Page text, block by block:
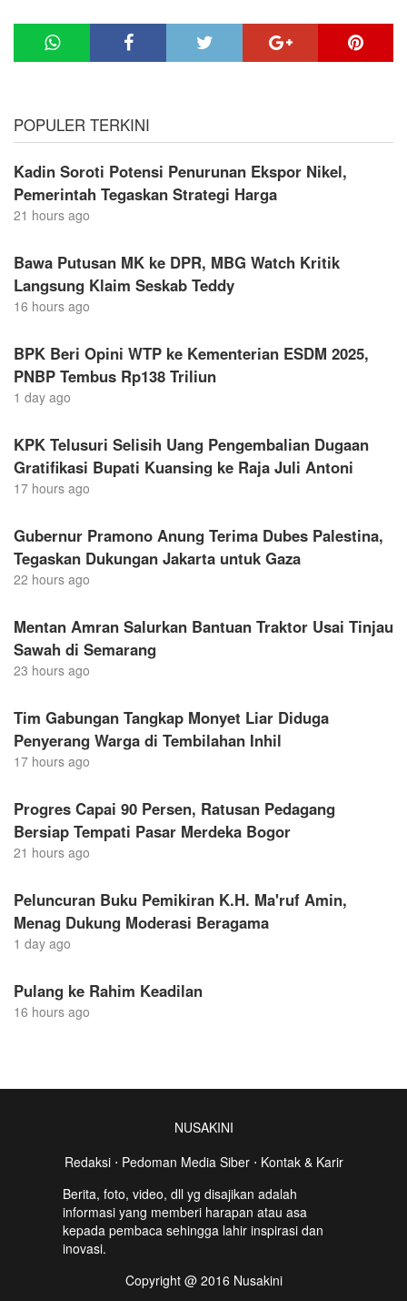
POPULER TERKINI
Kadin Soroti Potensi Penurunan Ekspor Nikel,
Pemerintah Tegaskan Strategi Harga
21 hours ago
Bawa Putusan MK ke DPR, MBG Watch Kritik
Langsung Klaim Seskab Teddy
16 hours ago
BPK Beri Opini WTP ke Kementerian ESDM 2025,
PNBP Tembus Rp138 Triliun
1 day ago
KPK Telusuri Selisih Uang Pengembalian Dugaan
Gratifikasi Bupati Kuansing ke Raja Juli Antoni
17 hours ago
Gubernur Pramono Anung Terima Dubes Palestina,
Tegaskan Dukungan Jakarta untuk Gaza
22 hours ago
Mentan Amran Salurkan Bantuan Traktor Usai Tinjau
Sawah di Semarang
23 hours ago
Tim Gabungan Tangkap Monyet Liar Diduga
Penyerang Warga di Tembilahan Inhil
17 hours ago
Progres Capai 90 Persen, Ratusan Pedagang
Bersiap Tempati Pasar Merdeka Bogor
21 hours ago
Peluncuran Buku Pemikiran K.H. Ma'ruf Amin,
Menag Dukung Moderasi Beragama
1 day ago
Pulang ke Rahim Keadilan
16 hours ago
NUSAKINI
Redaksi⋅ Pedoman Media Siber⋅ Kontak & Karir
Berita, foto, video, dll yg disajikan adalah
informasi yang memberi harapan atau asa
kepada pembaca sehingga lahir inspirasi dan
inovasi.
Copyright @ 2016 Nusakini